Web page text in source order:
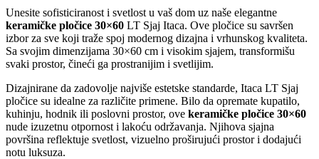
Unesite sofisticiranost i svetlost u vaš dom uz naše elegantne
keramičke pločice 30×60 LT Sjaj Itaca. Ove pločice su savršen
izbor za sve koji traže spoj modernog dizajna i vrhunskog kvaliteta.
Sa svojim dimenzijama 30×60 cm i visokim sjajem, transformišu
svaki prostor, čineći ga prostranijim i svetlijim.
Dizajnirane da zadovolje najviše estetske standarde, Itaca LT Sjaj
pločice su idealne za različite primene. Bilo da opremate kupatilo,
kuhinju, hodnik ili poslovni prostor, ove keramičke pločice 30×60
nude izuzetnu otpornost i lakoću održavanja. Njihova sjajna
površina reflektuje svetlost, vizuelno proširujući prostor i dodajući
notu luksuza.